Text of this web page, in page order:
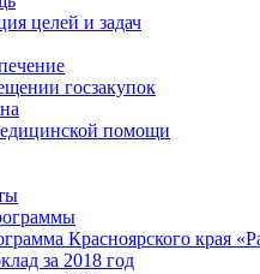
целей и задач
госзакупок
помощи
Красноярского края
за 2018 год